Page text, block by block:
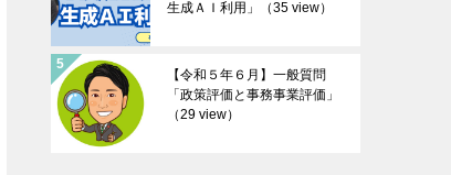
生成ＡＩ利用」
（35 view）
【令和５年６月】一般質問
「政策評価と事務事業評価」
（29 view）